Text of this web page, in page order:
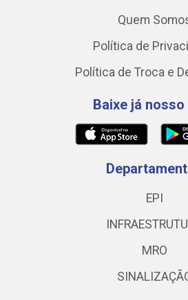
Quem
Política de
Política de Troca e
Baixe já nosso
EPI
MRO